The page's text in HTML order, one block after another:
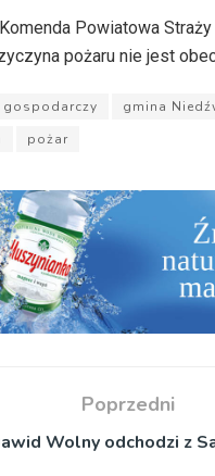
Powiatowa
pożaru nie jest
gospodarczy
gmina
pożar
Poprzedni
Wolny odchodzi z